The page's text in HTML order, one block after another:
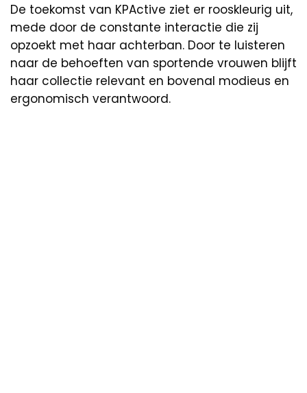
De toekomst van KPActive ziet er rooskleurig uit,
mede door de constante interactie die zij
opzoekt met haar achterban. Door te luisteren
naar de behoeften van sportende vrouwen blijft
haar collectie relevant en bovenal modieus en
ergonomisch verantwoord.